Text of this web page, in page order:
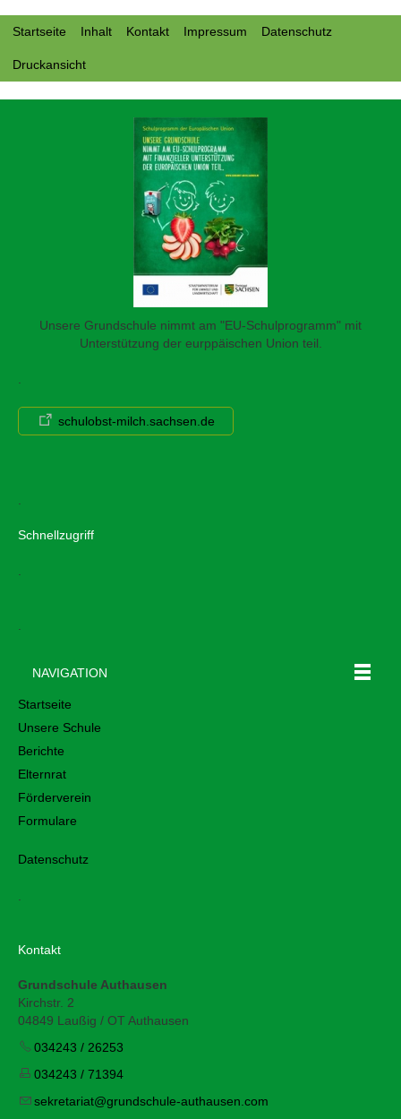
Startseite Inhalt Kontakt Impressum Datenschutz
Druckansicht
Unsere Grundschule nimmt am "EU-Schulprogramm" mit
Unterstützung der eurppäischen Union teil.
schulobst-milch.sachsen.de
Schnellzugriff
NAVIGATION
Startseite
Unsere Schule
Berichte
Elternrat
Förderverein
Formulare
Datenschutz
Kontakt
Grundschule Authausen
Kirchstr. 2
04849 Laußig / OT Authausen
034243 / 26253
034243 / 71394
s kr t r t gr ndsch l - th s n c m